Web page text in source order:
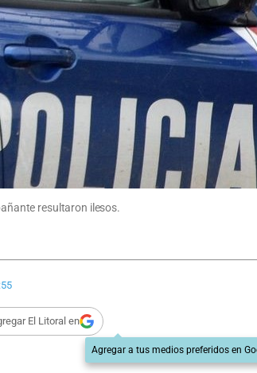
resultaron ilesos.
El Litoral en
Agregar a tus medios preferidos en